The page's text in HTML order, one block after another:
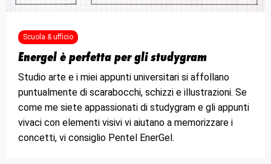
Scuola & ufficio
Energel è perfetta per gli studygram
Studio arte e i miei appunti universitari si affollano
puntualmente di scarabocchi, schizzi e illustrazioni. Se
come me siete appassionati di studygram e gli appunti
vivaci con elementi visivi vi aiutano a memorizzare i
concetti, vi consiglio Pentel EnerGel.